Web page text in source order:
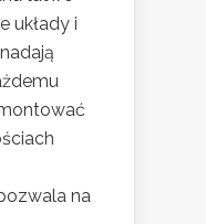
układy i
na